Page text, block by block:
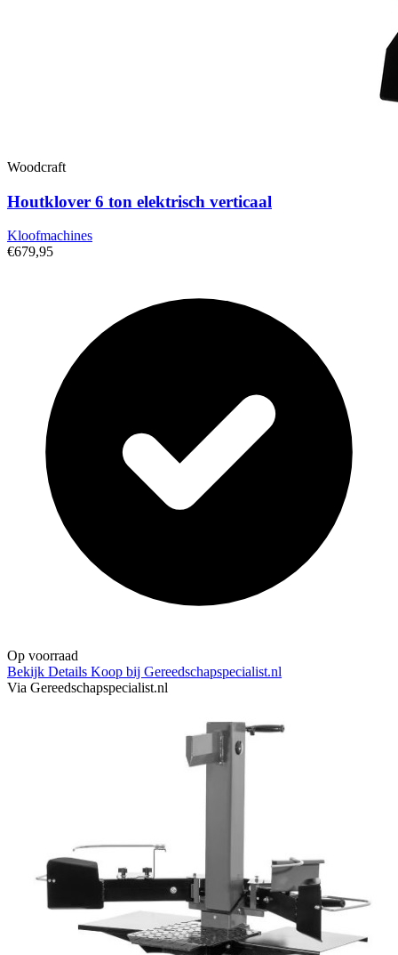
Woodcraft
Houtklover 6 ton elektrisch verticaal
Kloofmachines
€679,95
Op voorraad
Bekijk Details Koop bij Gereedschapspecialist.nl
Via Gereedschapspecialist.nl